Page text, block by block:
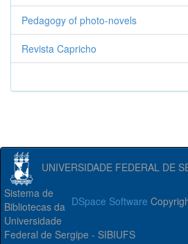
Pedagogy of photo-novels
Revista Capricho
UNIVERSIDADE FEDERAL DE
DSpace Software
Sistema de
Bibliotecas da
Universidade
Federal de Sergipe - SIBIUFS